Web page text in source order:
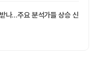
나…주요 분석가들 상승 신